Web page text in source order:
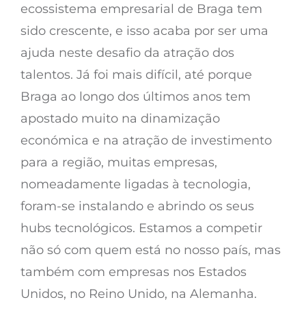
ecossistema empresarial de Braga tem
sido crescente, e isso acaba por ser uma
ajuda neste desafio da atração dos
talentos. Já foi mais difícil, até porque
Braga ao longo dos últimos anos tem
apostado muito na dinamização
económica e na atração de investimento
para a região, muitas empresas,
nomeadamente ligadas à tecnologia,
foram-se instalando e abrindo os seus
hubs tecnológicos. Estamos a competir
não só com quem está no nosso país, mas
também com empresas nos Estados
Unidos, no Reino Unido, na Alemanha.